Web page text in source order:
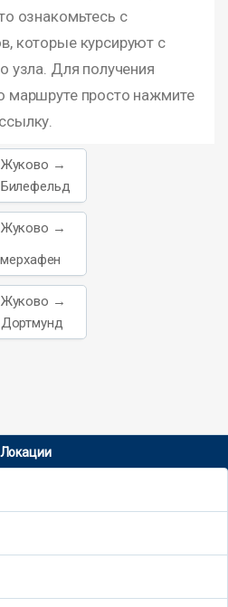
ознакомьтесь с
которые курсируют с
узла. Для получения
маршруте просто нажмите
Жуково →
Билефельд
Жуково →
Жуково →
Дортмунд
Локации